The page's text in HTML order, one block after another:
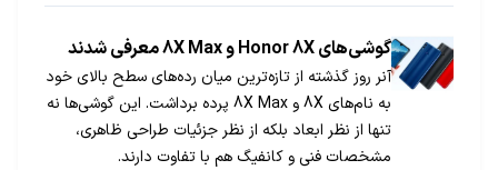
گوشی‌های Honor 8X و 8X Max معرفی شدند
آنر روز گذشته از تازه‌ترین میان رده‌های سطح بالای خود
به نام‌های 8X و 8X Max پرده برداشت. این گوشی‌ها نه
تنها از نظر ابعاد بلکه از نظر جزئیات طراحی ظاهری،
مشخصات فنی و کانفیگ هم با تفاوت دارند.